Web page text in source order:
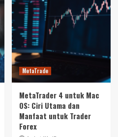
MetaTrade
MetaTrader 4 untuk Mac
OS: Ciri Utama dan
Manfaat untuk Trader
Forex